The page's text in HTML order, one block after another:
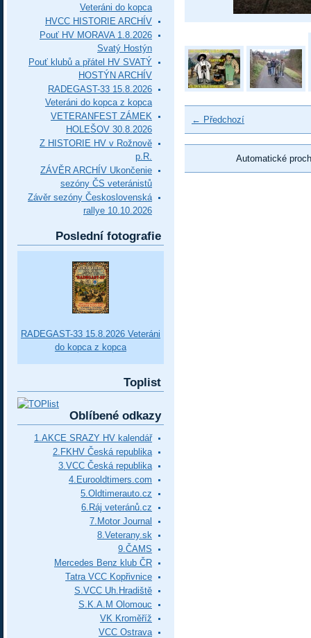
← Předchozí
Automatické
Veteráni do kopca
HVCC HISTORIE ARCHÍV
Pouť HV MORAVA 1.8.2026
Svatý Hostýn
Pouť klubů a přátel HV SVATÝ
HOSTÝN ARCHÍV
RADEGAST-33 15.8.2026
Veteráni do kopca z kopca
VETERANFEST ZÁMEK
HOLEŠOV 30.8.2026
Z HISTORIE HV v Rožnově
p.R.
ZÁVĚR ARCHÍV Ukončenie
sezóny ČS veteránistů
Závěr sezóny Československá
rallye 10.10.2026
Poslední fotografie
RADEGAST-33 15.8.2026 Veteráni
do kopca z kopca
Toplist
Oblíbené odkazy
1.AKCE SRAZY HV kalendář
2.FKHV Česká republika
3.VCC Česká republika
4.Eurooldtimers.com
5.Oldtimerauto.cz
6.Ráj veteránů.cz
7.Motor Journal
8.Veterany.sk
9.ČAMS
Mercedes Benz klub ČR
Tatra VCC Kopřivnice
S.VCC Uh.Hradiště
S.K.A.M Olomouc
VK Kroměříž
VCC Ostrava